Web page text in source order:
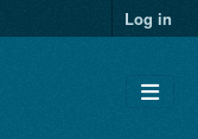
Log in